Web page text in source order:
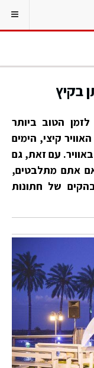
בקיץ
הטוב ביותר
קיצי, הימים
עם זאת, גם
אתם מתלבטים,
של חתונות